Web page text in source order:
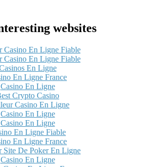
websites
Casino En Ligne Fiable
Casino En Ligne Fiable
En Ligne
En Ligne France
Casino En Ligne
Crypto Casino
Casino En Ligne
Casino En Ligne
Casino En Ligne
En Ligne Fiable
En Ligne France
Site De Poker En Ligne
Casino En Ligne